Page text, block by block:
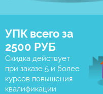
УПК всего за
2500 РУБ
Скидка действует
при заказе 5 и более
курсов повышения
квалификации